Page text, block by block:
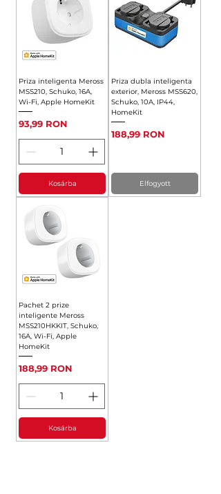
Priza inteligenta Meross
MSS210, Schuko, 16A,
Wi-Fi, Apple HomeKit
Ár
93,99 RON
Kosárba
Priza dubla inteligenta
exterior, Meross MSS620,
Schuko, 10A, IP44,
HomeKit
Ár
188,99 RON
Elfogyott
Pachet 2 prize
inteligente Meross
MSS210HKKIT, Schuko,
16A, Wi-Fi, Apple
HomeKit
Ár
188,99 RON
Kosárba